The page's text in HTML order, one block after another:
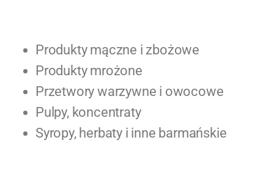
Produkty mączne i zbożowe
Produkty mrożone
Przetwory warzywne i owocowe
Pulpy, koncentraty
Syropy, herbaty i inne barmańskie